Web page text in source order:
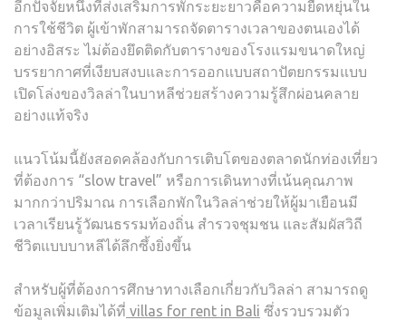
อีกปัจจัยหนึ่งที่ส่งเสริมการพักระยะยาวคือความยืดหยุ่นใน
การใช้ชีวิต ผู้เข้าพักสามารถจัดตารางเวลาของตนเองได้
อย่างอิสระ ไม่ต้องยึดติดกับตารางของโรงแรมขนาดใหญ่
บรรยากาศที่เงียบสงบและการออกแบบสถาปัตยกรรมแบบ
เปิดโล่งของวิลล่าในบาหลีช่วยสร้างความรู้สึกผ่อนคลาย
อย่างแท้จริง
แนวโน้มนี้ยังสอดคล้องกับการเติบโตของตลาดนักท่องเที่ยว
ที่ต้องการ “slow travel” หรือการเดินทางที่เน้นคุณภาพ
มากกว่าปริมาณ การเลือกพักในวิลล่าช่วยให้ผู้มาเยือนมี
เวลาเรียนรู้วัฒนธรรมท้องถิ่น สำรวจชุมชน และสัมผัสวิถี
ชีวิตแบบบาหลีได้ลึกซึ้งยิ่งขึ้น
สำหรับผู้ที่ต้องการศึกษาทางเลือกเกี่ยวกับวิลล่า สามารถดู
ข้อมูลเพิ่มเติมได้ที่ villas for rent in Bali ซึ่งรวบรวมตัว